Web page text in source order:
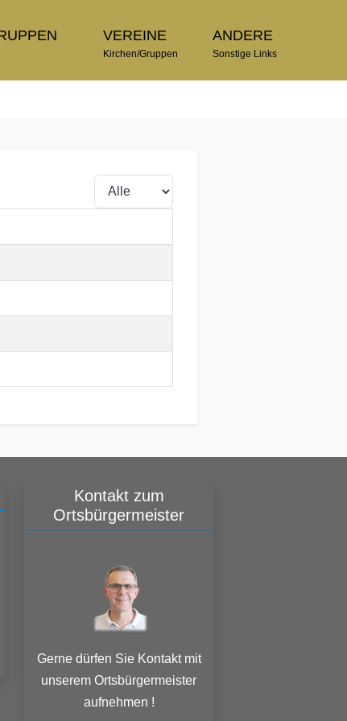
VEREINE
Kirchen/Gruppen
ANDERE
Sonstige Links
Anzeige #
Kontakt zum
Ortsbürgermeister
Gerne dürfen Sie Kontakt mit
unserem Ortsbürgermeister
aufnehmen !